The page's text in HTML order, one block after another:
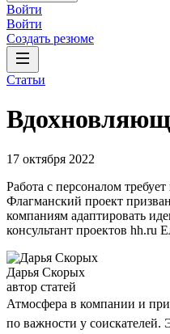
Войти
Войти
Создать резюме
Статьи
17 октября 2022
Работа с персоналом
Флагманский проект
компаниям адаптировать
консультант проектов hh.ru
Дарья Скорых
автор статей
Атмосфера в компании и
по важности у соискателей.